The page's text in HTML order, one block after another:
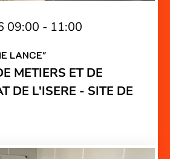
LANCE"
09:00 - 11:00
METIERS ET DE
DE L'ISERE - SITE DE